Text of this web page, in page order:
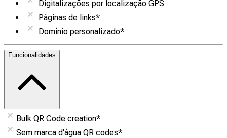
Digitalizações por localização GPS
Páginas de links*
Domínio personalizado*
Funcionalidades
Bulk QR Code creation*
Sem marca d'água QR codes*